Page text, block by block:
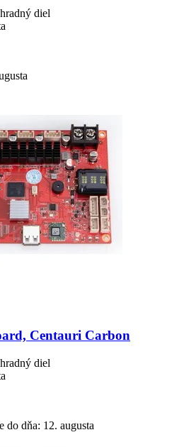
diel
Centauri Carbon
diel
do dňa: 12. augusta